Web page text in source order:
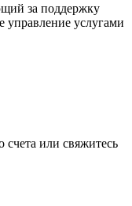
за поддержку
управление услугами
счета или свяжитесь